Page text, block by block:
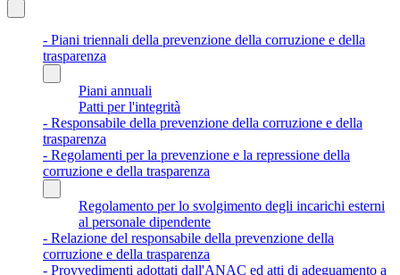
- Piani triennali della prevenzione della corruzione e della
trasparenza
Piani annuali
Patti per l'integrità
- Responsabile della prevenzione della corruzione e della
trasparenza
- Regolamenti per la prevenzione e la repressione della
corruzione e della trasparenza
Regolamento per lo svolgimento degli incarichi esterni
al personale dipendente
- Relazione del responsabile della prevenzione della
corruzione e della trasparenza
- Provvedimenti adottati dall'ANAC ed atti di adeguamento a